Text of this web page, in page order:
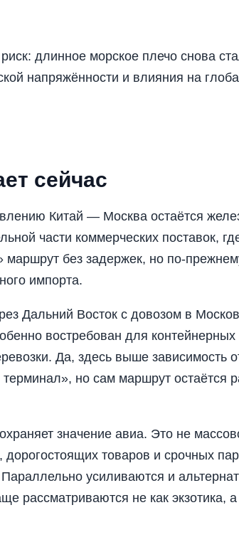
длинное морское плечо снова
напряжённости и влияния на
сейчас
Китай — Москва остаётся
части коммерческих поставок,
без задержек, но по-
импорта.
Дальний Восток с довозом в
востребован для
Да, здесь выше зависимость
но сам маршрут остаётся
значение авиа. Это не
товаров и срочных
усиливаются и
рассматриваются не как экзотика, а